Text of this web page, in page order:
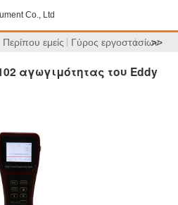
Co., Ltd
Περίπου εμείς Γύρος εργοστασίων
>>
αγωγιμότητας του Eddy